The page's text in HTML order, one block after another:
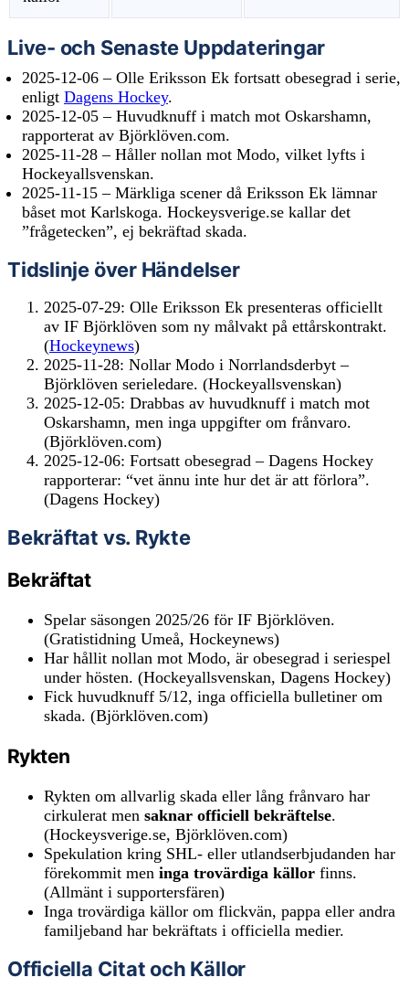
Live- och Senaste Uppdateringar
2025-12-06 – Olle Eriksson Ek fortsatt obesegrad i serie,
enligt Dagens Hockey.
2025-12-05 – Huvudknuff i match mot Oskarshamn,
rapporterat av Björklöven.com.
2025-11-28 – Håller nollan mot Modo, vilket lyfts i
Hockeyallsvenskan.
2025-11-15 – Märkliga scener då Eriksson Ek lämnar
båset mot Karlskoga. Hockeysverige.se kallar det
”frågetecken”, ej bekräftad skada.
Tidslinje över Händelser
2025-07-29: Olle Eriksson Ek presenteras officiellt
av IF Björklöven som ny målvakt på ettårskontrakt.
(Hockeynews)
2025-11-28: Nollar Modo i Norrlandsderbyt –
Björklöven serieledare. (Hockeyallsvenskan)
2025-12-05: Drabbas av huvudknuff i match mot
Oskarshamn, men inga uppgifter om frånvaro.
(Björklöven.com)
2025-12-06: Fortsatt obesegrad – Dagens Hockey
rapporterar: “vet ännu inte hur det är att förlora”.
(Dagens Hockey)
Bekräftat vs. Rykte
Bekräftat
Spelar säsongen 2025/26 för IF Björklöven.
(Gratistidning Umeå, Hockeynews)
Har hållit nollan mot Modo, är obesegrad i seriespel
under hösten. (Hockeyallsvenskan, Dagens Hockey)
Fick huvudknuff 5/12, inga officiella bulletiner om
skada. (Björklöven.com)
Rykten
Rykten om allvarlig skada eller lång frånvaro har
cirkulerat men saknar officiell bekräftelse.
(Hockeysverige.se, Björklöven.com)
Spekulation kring SHL- eller utlandserbjudanden har
förekommit men inga trovärdiga källor finns.
(Allmänt i supportersfären)
Inga trovärdiga källor om flickvän, pappa eller andra
familjeband har bekräftats i officiella medier.
Officiella Citat och Källor